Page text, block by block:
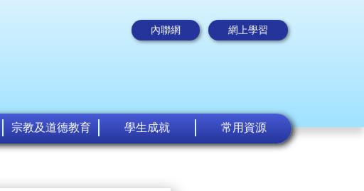
內聯網 網上學習
宗教及道德教育 學生成就 常用資源